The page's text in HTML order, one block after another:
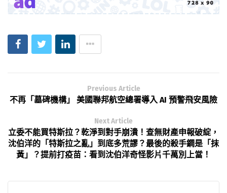
Previous Article
不再「墓碑機構」 美國聯邦航空總署導入 AI 預警飛安風險
Next Article
立委不能買特斯拉？乾淨到對手崩潰！查無財產申報破綻，
沈伯洋的「特斯拉之亂」到底多荒謬？最後的殺手鐧是「抹
黃」？提前打疫苗：看到沈伯洋奇怪影片千萬別上當！